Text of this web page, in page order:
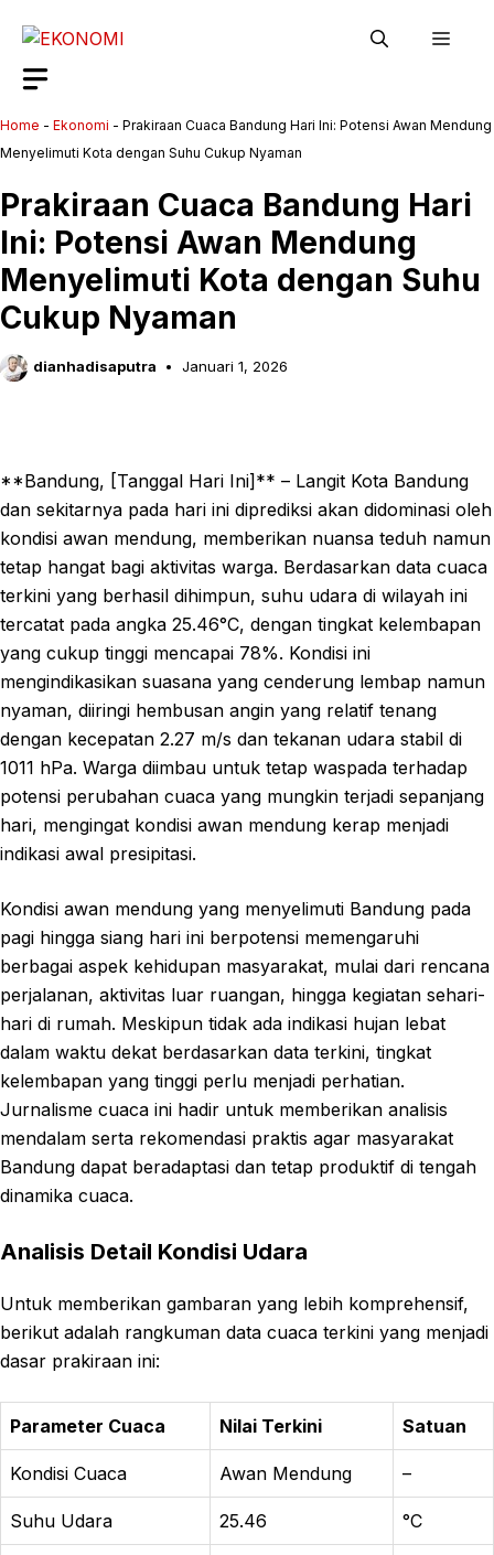
Home - Ekonomi - Prakiraan Cuaca Bandung Hari Ini: Potensi Awan Mendung
Menyelimuti Kota dengan Suhu Cukup Nyaman
Prakiraan Cuaca Bandung Hari
Ini: Potensi Awan Mendung
Menyelimuti Kota dengan Suhu
Cukup Nyaman
dianhadisaputra Januari 1, 2026
**Bandung, [Tanggal Hari Ini]** – Langit Kota Bandung
dan sekitarnya pada hari ini diprediksi akan didominasi oleh
kondisi awan mendung, memberikan nuansa teduh namun
tetap hangat bagi aktivitas warga. Berdasarkan data cuaca
terkini yang berhasil dihimpun, suhu udara di wilayah ini
tercatat pada angka 25.46°C, dengan tingkat kelembapan
yang cukup tinggi mencapai 78%. Kondisi ini
mengindikasikan suasana yang cenderung lembap namun
nyaman, diiringi hembusan angin yang relatif tenang
dengan kecepatan 2.27 m/s dan tekanan udara stabil di
1011 hPa. Warga diimbau untuk tetap waspada terhadap
potensi perubahan cuaca yang mungkin terjadi sepanjang
hari, mengingat kondisi awan mendung kerap menjadi
indikasi awal presipitasi.
Kondisi awan mendung yang menyelimuti Bandung pada
pagi hingga siang hari ini berpotensi memengaruhi
berbagai aspek kehidupan masyarakat, mulai dari rencana
perjalanan, aktivitas luar ruangan, hingga kegiatan sehari-
hari di rumah. Meskipun tidak ada indikasi hujan lebat
dalam waktu dekat berdasarkan data terkini, tingkat
kelembapan yang tinggi perlu menjadi perhatian.
Jurnalisme cuaca ini hadir untuk memberikan analisis
mendalam serta rekomendasi praktis agar masyarakat
Bandung dapat beradaptasi dan tetap produktif di tengah
dinamika cuaca.
Analisis Detail Kondisi Udara
Untuk memberikan gambaran yang lebih komprehensif,
berikut adalah rangkuman data cuaca terkini yang menjadi
dasar prakiraan ini:
Parameter Cuaca Nilai Terkini Satuan
Kondisi Cuaca Awan Mendung –
Suhu Udara 25.46 °C